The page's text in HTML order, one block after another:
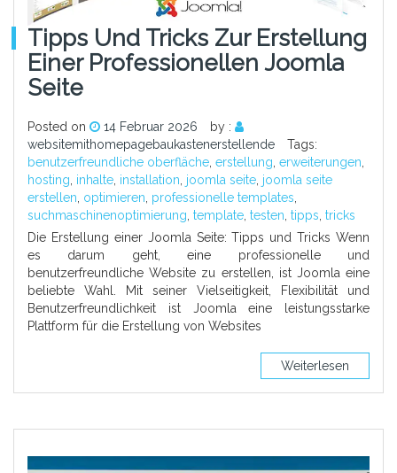
Tipps Und Tricks Zur Erstellung
Einer Professionellen Joomla
Seite
Posted on 14 Februar 2026
by :
websitemithomepagebaukastenerstellende
Tags:
benutzerfreundliche oberfläche erstellung erweiterungen
hosting inhalte installation joomla seite joomla seite
erstellen optimieren professionelle templates
suchmaschinenoptimierung template testen tipps tricks
Die Erstellung einer Joomla Seite: Tipps und Tricks Wenn
es darum geht, eine professionelle und
benutzerfreundliche Website zu erstellen, ist Joomla eine
beliebte Wahl. Mit seiner Vielseitigkeit, Flexibilität und
Benutzerfreundlichkeit ist Joomla eine leistungsstarke
Plattform für die Erstellung von Websites
Weiterlesen